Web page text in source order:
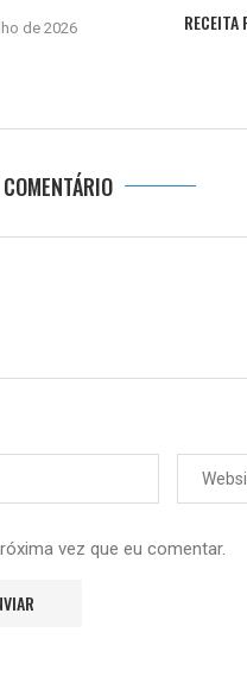
de 2026
RECEITA
vez que eu comentar.